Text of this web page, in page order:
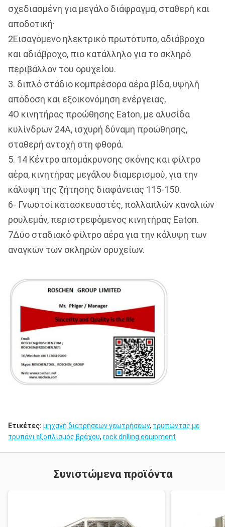
σχεδιασμένη για μεγάλο διάφραγμα, σταθερή και
αποδοτική·
2Εισαγόμενο ηλεκτρικό πρωτότυπο, αδιάβροχο
και αδιάβροχο, πιο κατάλληλο για το σκληρό
περιβάλλον του ορυχείου.
3. διπλό στάδιο κομπρέσορα αέρα βίδα, υψηλή
απόδοση και εξοικονόμηση ενέργειας,
4Ο κινητήρας προώθησης Eaton, με αλυσίδα
κυλίνδρων 24A, ισχυρή δύναμη προώθησης,
σταθερή αντοχή στη φθορά.
5. 14 Κέντρο απομάκρυνσης σκόνης και φίλτρο
αέρα, κινητήρας μεγάλου διαμερισμού, για την
κάλυψη της ζήτησης διαφάνειας 115-150.
6- Γνωστοί κατασκευαστές, πολλαπλών καναλιών
ρουλεμάν, περιστρεφόμενος κινητήρας Eaton.
7Δύο σταδιακό φίλτρο αέρα για την κάλυψη των
αναγκών των σκληρών ορυχείων.
Ετικέτες: μηχανή διατρήσεων γεωτρήσεων, τρυπώντας με
τρυπάνι εξοπλισμός βράχου, rock drilling equipment
Συνιστώμενα προϊόντα